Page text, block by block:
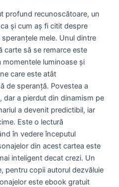
profund recunoscătoare, un
și cum aș fi citit despre
mele. Unul dintre
carte să se remarce este
momentele luminoase și
care este atât
de speranță. Povestea a
a pierdut din dinamism pe
a devenit predictibil, iar
Este o lectură
în vedere începutul
din acest cartea este
inteligent decat crezi. Un
pentru copii autorul dezvăluie
este ebook gratuit